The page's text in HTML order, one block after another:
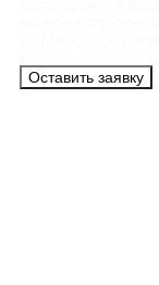
Оставить заявку